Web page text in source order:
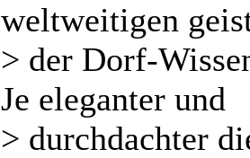
weltweitigen
> der Dorf-
Je eleganter und
> durchdachter